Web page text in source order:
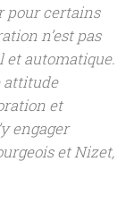
pour certains
n’est pas
et automatique.
attitude
et
engager
et Nizet,